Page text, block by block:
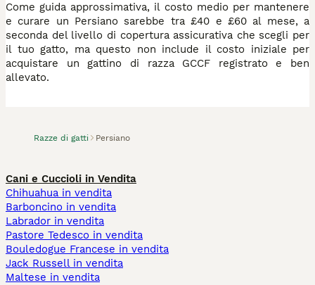
Razze di gatti Persiano
Come guida approssimativa, il costo medio per mantenere
e curare un Persiano sarebbe tra £40 e £60 al mese, a
seconda del livello di copertura assicurativa che scegli per
il tuo gatto, ma questo non include il costo iniziale per
acquistare un gattino di razza GCCF registrato e ben
allevato.
Cani e Cuccioli in Vendita
Chihuahua in vendita
Barboncino in vendita
Labrador in vendita
Pastore Tedesco in vendita
Bouledogue Francese in vendita
Jack Russell in vendita
Maltese in vendita